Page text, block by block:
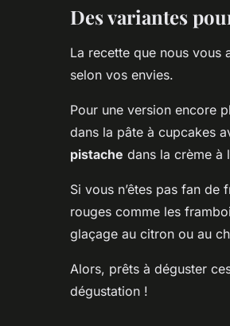
Des variantes
La recette que nous vous
selon vos envies.
Pour une version encore
dans la pâte à cupcakes
pistache dans la crème à
Si vous n’êtes pas fan de
rouges comme les
glaçage au citron ou au
Alors, prêts à déguster
dégustation !